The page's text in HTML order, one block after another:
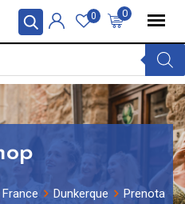
0
0
Dunkerque
Prenota